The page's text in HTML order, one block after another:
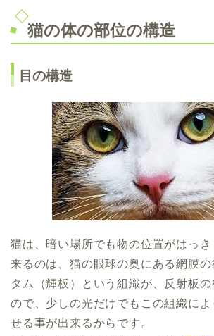
猫の体の部位の構造
目の構造
猫は、暗い場所でも物の位置がはっき
来るのは、猫の眼球の奥にある網膜
タム（輝板）という組織が、反射板
ので、少しの光だけでもこの組織によ
せる事が出来るからです。